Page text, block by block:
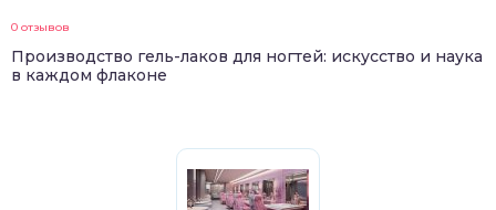
0 отзывов
Производство гель-лаков для ногтей: искусство и наука
в каждом флаконе